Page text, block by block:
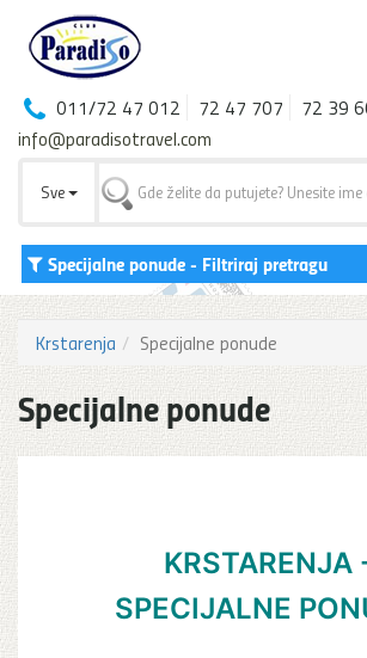
011/72 47 012 72 47 707
72 39
info@paradisotravel.com
Sve
Specijalne ponude- Filtriraj pretragu
Krstarenja Specijalne ponude
Specijalne ponude